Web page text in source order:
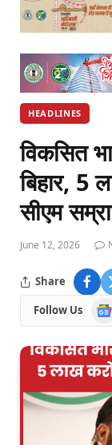
HEADLINES
विकसित
बिहार, 5
सीएम
June 12, 2026
Share
Follow Us
News